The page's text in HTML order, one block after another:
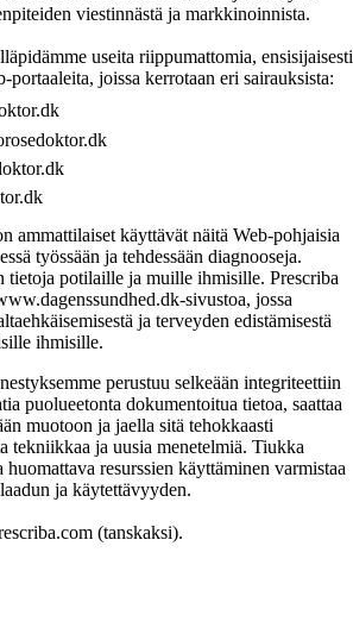
viestinnästä ja markkinoinnista.
useita riippumattomia, ensisijaisesti
portaaleita, joissa kerrotaan eri sairauksista:
ammattilaiset käyttävät näitä Web-pohjaisia
työssään ja tehdessään diagnooseja.
tietoja potilaille ja muille ihmisille. Prescriba
sivustoa, jossa
ja terveyden edistämisestä
ihmisille.
perustuu selkeään integriteettiin
puolueetonta dokumentoitua tietoa, saattaa
muotoon ja jaella sitä tehokkaasti
tekniikkaa ja uusia menetelmiä. Tiukka
resurssien käyttäminen varmistaa
ja käytettävyyden.
(tanskaksi).